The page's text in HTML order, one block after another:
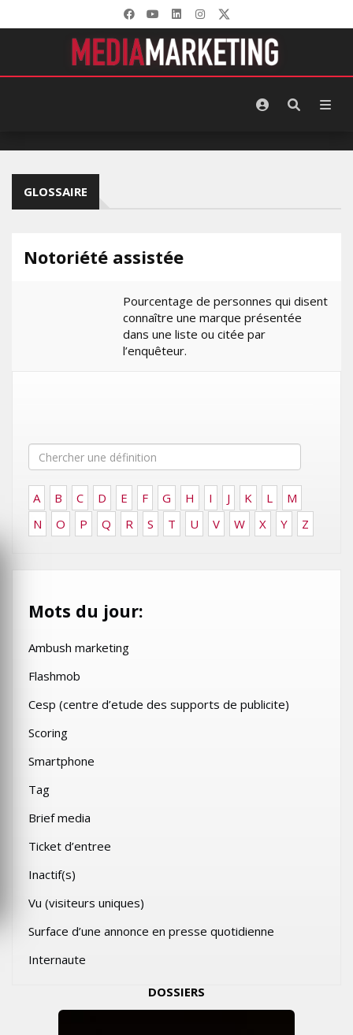
GLOSSAIRE
Notoriété assistée
Pourcentage de personnes qui disent
connaître une marque présentée
dans une liste ou citée par
l’enquêteur.
A B C D E F G H I J K L
M
N
O P Q R S T U V W X Y Z
Mots du jour:
Ambush marketing
Flashmob
Cesp (centre d’etude des supports de publicite)
Scoring
Smartphone
Tag
Brief media
Ticket d’entree
Inactif(s)
Vu (visiteurs uniques)
Surface d’une annonce en presse quotidienne
Internaute
DOSSIERS